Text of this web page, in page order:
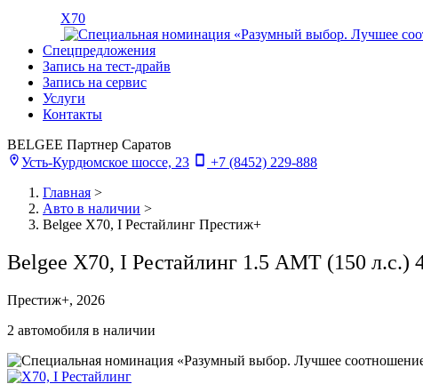
X70
Спецпредложения
Запись на тест-драйв
Запись на сервис
Услуги
Контакты
BELGEE Партнер Саратов
Усть-Курдюмское шоссе, 23
+7 (8452) 229-888
Главная >
Авто в наличии >
Belgee X70, I Рестайлинг Престиж+
Belgee X70, I Рестайлинг 1.5 AMT (150
Престиж+, 2026
2 автомобиля в наличии